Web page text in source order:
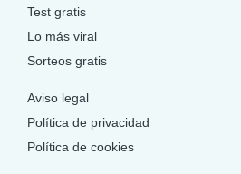
Test gratis
Lo más viral
Sorteos gratis
Aviso legal
Política de privacidad
Política de cookies